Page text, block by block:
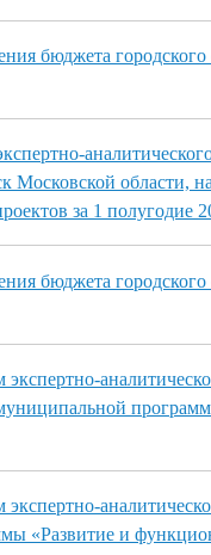
бюджета городского
Московской области,
за 1 полугодие
бюджета городского
«Развитие и